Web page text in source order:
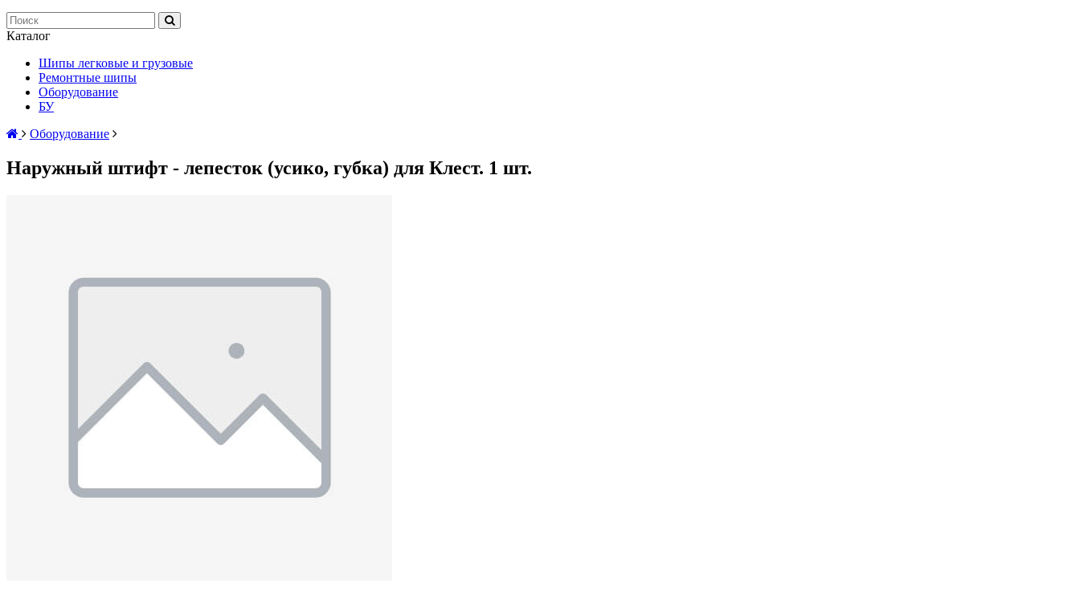
Каталог
Шипы легковые и грузовые
Ремонтные шипы
Оборудование
БУ
Оборудование
Наружный штифт - лепесток (усико, губка) для Клест. 1 шт.